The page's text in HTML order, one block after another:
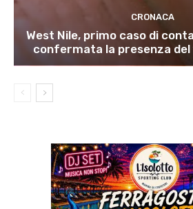
CRONACA
West Nile, primo caso di
confermata la presenza